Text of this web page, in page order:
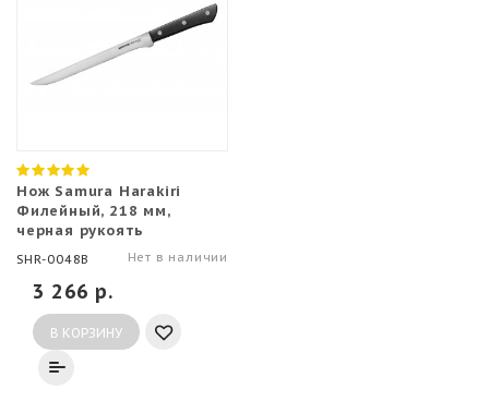
Нож Samura Harakiri
Филейный, 218 мм,
черная рукоять
SHR-0048B Нет в наличии
3 266 р.
В КОРЗИНУ